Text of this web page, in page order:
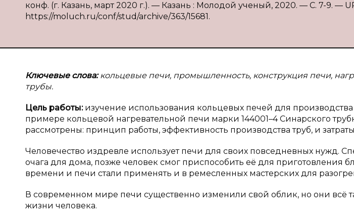
конф. (г. Казань, март 2020 г.). — Казань : Молодой ученый, 2020. — С. 7-9. —
https://moluch.ru/conf/stud/archive/363/15681.
Ключевые слова:кольцевые печи, промышленность, конструкция печи,
трубы.
Цель работы: изучение использования кольцевых печей для
примере кольцевой нагревательной печи марки 144001–4 Синарского
рассмотрены: принцип работы, эффективность производства труб, и
Человечество издревле использует печи для своих повседневных нужд.
очага для дома, позже человек смог приспособить её для приготовления
времени и печи стали применять и в ремесленных мастерских для
В современном мире печи существенно изменили свой облик, но они всё
жизни человека.